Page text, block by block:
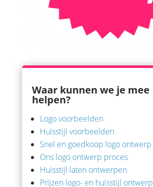
Waar kunnen we je mee
helpen?
Logo voorbeelden
Huisstijl voorbeelden
Snel en goedkoop logo ontwerp
Ons logo ontwerp proces
Huisstijl laten ontwerpen
Prijzen logo- en huisstijl ontwerp